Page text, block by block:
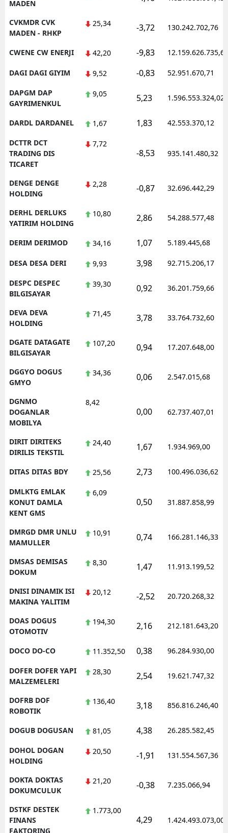
MADEN
CVKMDR CVK
MADEN - RHKP
25,34 -3,72 130.242.702,76
CWENE CW ENERJI 42,20 -9,83 12.159.626.735,62
DAGI DAGI GIYIM 9,52 -0,83 52.951.670,71
DAPGM DAP
GAYRIMENKUL
9,05 5,23 1.596.553.324,02
DARDL DARDANEL 1,67 1,83 42.553.370,12
DCTTR DCT
TRADING DIS
TICARET
7,72
-8,53 935.141.480,32
DENGE DENGE
HOLDING
2,28 -0,87 32.696.442,29
DERHL DERLUKS
YATIRIM HOLDING
10,80 2,86 54.288.577,48
DERIM DERIMOD 34,16 1,07 5.189.445,68
DESA DESA DERI 9,93 3,98 92.715.206,17
DESPC DESPEC
BILGISAYAR
39,30 0,92 36.201.759,66
DEVA DEVA
HOLDING
71,45 3,78 33.764.732,60
DGATE DATAGATE
BILGISAYAR
107,20 0,94 17.207.648,00
DGGYO DOGUS
GMYO
34,36 0,06 2.547.015,68
DGNMO
DOGANLAR
MOBILYA
8,42
0,00 62.737.407,01
DIRIT DIRITEKS
DIRILIS TEKSTIL
24,40 1,67 1.934.969,00
DITAS DITAS BDY 25,56 2,73 100.496.036,62
DMLKTG EMLAK
KONUT DAMLA
KENT GMS
6,09
0,50 31.887.858,99
DMRGD DMR UNLU
MAMULLER
10,91 0,74 166.281.146,33
DMSAS DEMISAS
DOKUM
8,30 1,47 11.913.199,52
DNISI DINAMIK ISI
MAKINA YALITIM
20,12 -2,52 20.720.268,32
DOAS DOGUS
OTOMOTIV
194,30 2,16 212.181.643,20
DOCO DO-CO 11.352,50 0,38 96.284.930,00
DOFER DOFER YAPI
MALZEMELERI
28,30 2,54 19.621.747,32
DOFRB DOF
ROBOTIK
136,40 3,18 856.816.246,40
DOGUB DOGUSAN 81,05 4,38 26.285.582,45
DOHOL DOGAN
HOLDING
20,50 -1,91 131.554.567,36
DOKTA DOKTAS
DOKUMCULUK
21,20 -0,38 7.235.066,94
DSTKF DESTEK
FINANS
FAKTORING
1.773,00
4,29 1.424.493.073,00